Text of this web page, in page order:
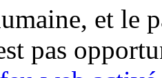
et le
pas